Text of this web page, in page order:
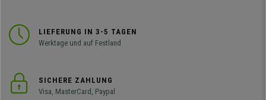
LIEFERUNG IN 3-5 TAGEN
Werktage und auf Festland
SICHERE ZAHLUNG
Visa, MasterCard, Paypal